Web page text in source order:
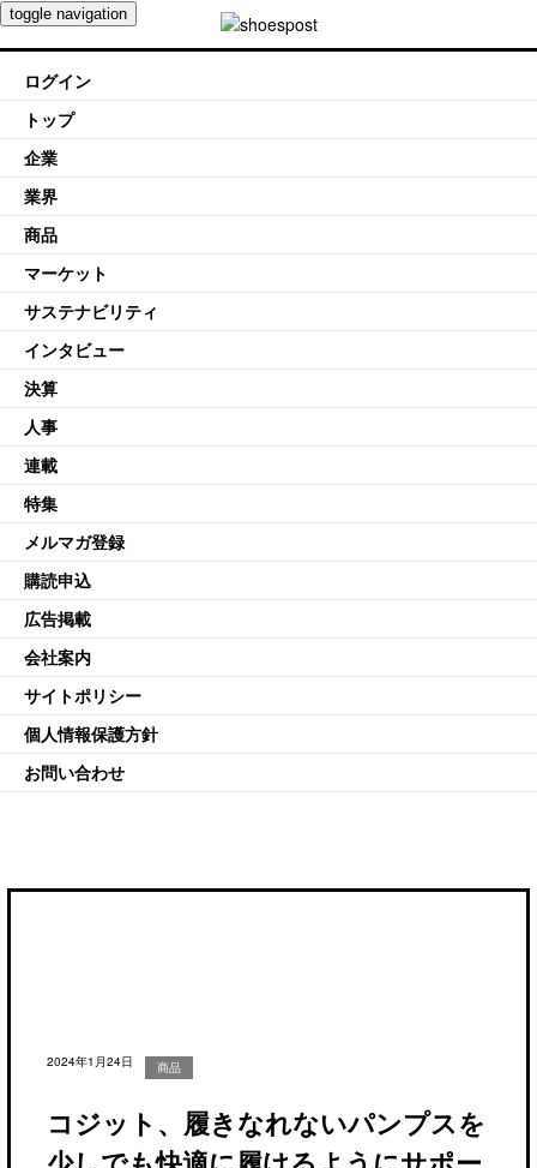
toggle navigation
ログイン
トップ
企業
業界
商品
マーケット
サステナビリティ
インタビュー
決算
人事
連載
特集
メルマガ登録
購読申込
広告掲載
会社案内
サイトポリシー
個人情報保護方針
お問い合わせ
2024年1月24日 商品
コジット、履きなれないパンプスを